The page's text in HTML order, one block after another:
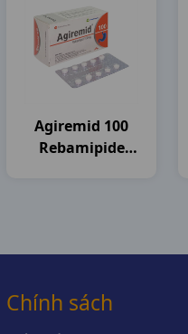
Agiremid 100
Rebamipide
Chính sách